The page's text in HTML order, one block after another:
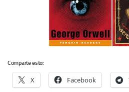
Comparte esto:
X Facebook